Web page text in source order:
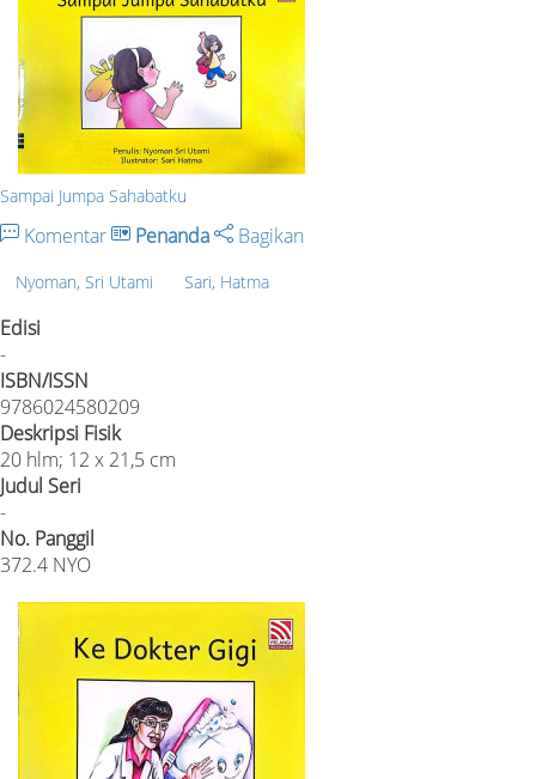
Sampai Jumpa Sahabatku
Komentar Penanda Bagikan
Nyoman, Sri Utami Sari, Hatma
Edisi
-
ISBN/ISSN
9786024580209
Deskripsi Fisik
20 hlm; 12 x 21,5 cm
Judul Seri
-
No. Panggil
372.4 NYO